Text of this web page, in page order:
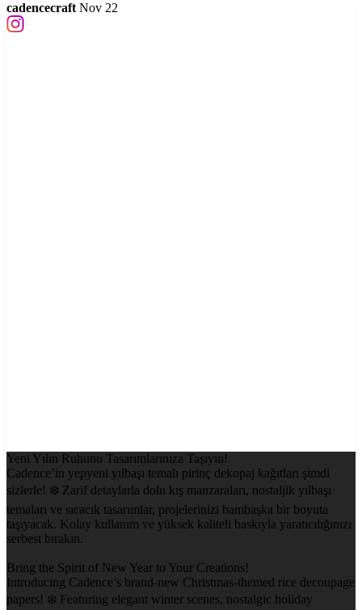
cadencecraft Nov 22
Yeni Yılın Ruhunu Tasarımlarınıza Taşıyın!
Cadence’in yepyeni yılbaşı temalı pirinç dekopaj kağıtları şimdi
sizlerle! ❄️ Zarif detaylarla dolu kış manzaraları, nostaljik yılbaşı
temaları ve sıcacık tasarımlar, projelerinizi bambaşka bir boyuta
taşıyacak. Kolay kullanım ve yüksek kaliteli baskıyla yaratıcılığınızı
serbest bırakın.
Bring the Spirit of New Year to Your Creations!
Introducing Cadence’s brand-new Christmas-themed rice decoupage
papers! ❄️ Featuring elegant winter scenes, nostalgic holiday